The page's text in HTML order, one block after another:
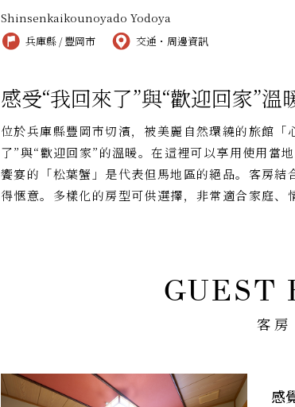
Shinsenkaikounoyado Yodoya
兵庫縣 / 豐岡市 交通・周邊資訊
感受“我回來了”與“歡迎回家”溫
位於兵庫縣豐岡市切濱，被美麗自然環繞的旅館
了”與“歡迎回家”的溫暖。在這裡可以享用使用當
饗宴的「松葉蟹」是代表但馬地區的絕品。客房
得愜意。多樣化的房型可供選擇，非常適合家庭、
客房
感